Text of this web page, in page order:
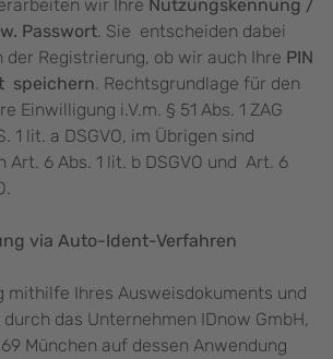
wir Ihre Nutzungskennung /
Passwort. Sie entscheiden dabei
der Registrierung, ob wir auch Ihre PIN
speichern. Rechtsgrundlage für den
Einwilligung i.V.m. § 51 Abs. 1 ZAG
1 lit. a DSGVO, im Übrigen sind
Art. 6 Abs. 1 lit. b DSGVO und Art. 6
via Auto-Ident-Verfahren
mithilfe Ihres Ausweisdokuments und
das Unternehmen IDnow GmbH,
München auf dessen Anwendung